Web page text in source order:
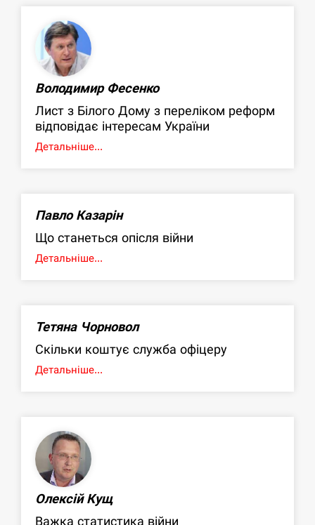
Володимир Фесенко
Лист з Білого Дому з переліком реформ
відповідає інтересам України
Детальніше...
Павло Казарін
Що станеться опісля війни
Детальніше...
Тетяна Чорновол
Скільки коштує служба офіцеру
Детальніше...
Олексій Кущ
Важка статистика війни